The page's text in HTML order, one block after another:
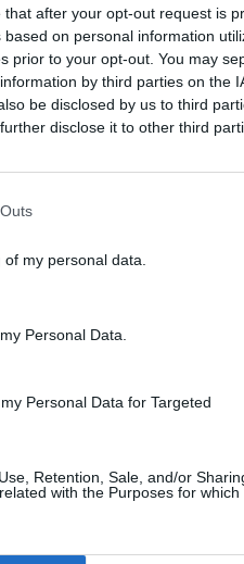
after your opt-out request is
on personal information
prior to your opt-out. You may
by third parties on the
be disclosed by us to third
disclose it to other third
my personal data.
Personal Data.
Personal Data for Targeted
Retention, Sale, and/or
with the Purposes for which
Krupa, Michał Płowecki / KGP
zauważył, że coś unosi się
jest to ciało”– mówi nam
Policji –